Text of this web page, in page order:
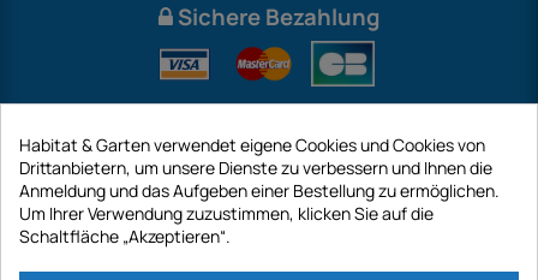
Sichere Bezahlung
International
Habitat & Garten verwendet eigene Cookies und Cookies von
Drittanbietern, um unsere Dienste zu verbessern und Ihnen die
Anmeldung und das Aufgeben einer Bestellung zu ermöglichen.
Um Ihrer Verwendung zuzustimmen, klicken Sie auf die
Schaltfläche „Akzeptieren“.